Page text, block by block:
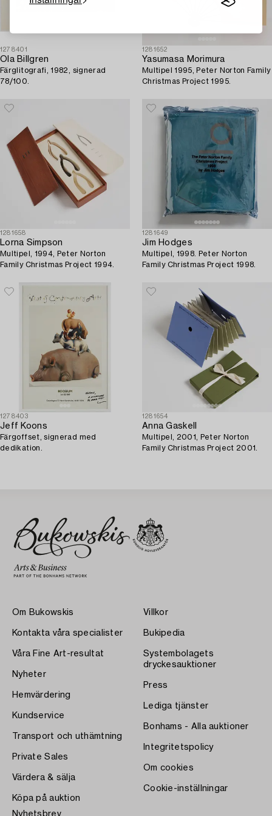
1278401
Ola Billgren
Färglitografi, 1982, signerad
78/100.
1281652
Yasumasa Morimura
Multipel 1995, Peter Norton Family
Christmas Project 1995.
1281658
Lorna Simpson
Multipel, 1994, Peter Norton
Family Christmas Project 1994.
1281649
Jim Hodges
Multipel, 1998. Peter Norton
Family Christmas Project 1998.
1278403
Jeff Koons
Färgoffset, signerad med
dedikation.
1281654
Anna Gaskell
Multipel, 2001, Peter Norton
Family Christmas Project 2001.
Om Bukowskis
Kontakta våra specialister
Våra Fine Art-resultat
Nyheter
Hemvärdering
Kundservice
Transport och uthämtning
Private Sales
Värdera & sälja
Köpa på auktion
Villkor
Bukipedia
Systembolagets
dryckesauktioner
Press
Lediga tjänster
Bonhams - Alla auktioner
Integritetspolicy
Om cookies
Cookie-inställningar
Nyhetsbrev